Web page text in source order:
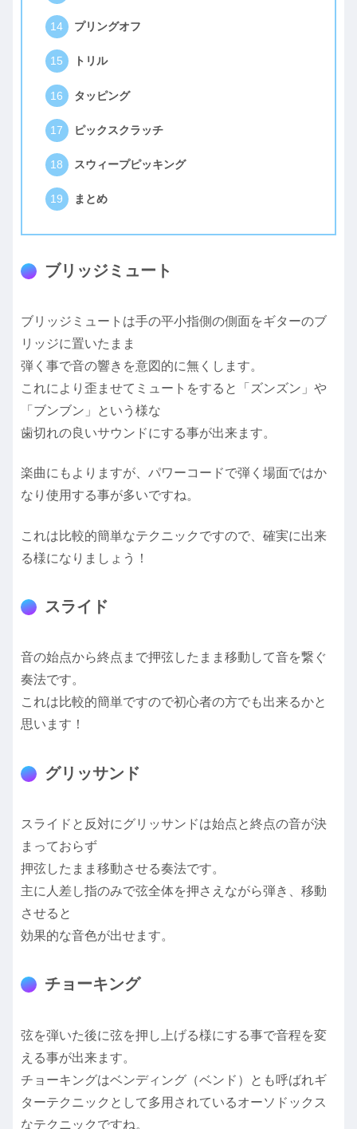
プリングオフ
トリル
タッピング
ピックスクラッチ
スウィープピッキング
まとめ
ブリッジミュート
ブリッジミュートは手の平小指側の側面をギターのブ
リッジに置いたまま
弾く事で音の響きを意図的に無くします。
これにより歪ませてミュートをすると「ズンズン」や
「ブンブン」という様な
歯切れの良いサウンドにする事が出来ます。
楽曲にもよりますが、パワーコードで弾く場面ではか
なり使用する事が多いですね。
これは比較的簡単なテクニックですので、確実に出来
る様になりましょう！
スライド
音の始点から終点まで押弦したまま移動して音を繋ぐ
奏法です。
これは比較的簡単ですので初心者の方でも出来るかと
思います！
グリッサンド
スライドと反対にグリッサンドは始点と終点の音が決
まっておらず
押弦したまま移動させる奏法です。
主に人差し指のみで弦全体を押さえながら弾き、移動
させると
効果的な音色が出せます。
チョーキング
弦を弾いた後に弦を押し上げる様にする事で音程を変
える事が出来ます。
チョーキングはベンディング（ベンド）とも呼ばれギ
ターテクニックとして多用されているオーソドックス
なテクニックですね。